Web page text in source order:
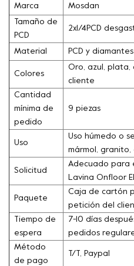
Marca Mosdan
Tamaño de
PCD
2x1/4PCD
Material PCD y diamantes
Colores
Oro, azul, plata,
cliente
Cantidad
mínima de
pedido
9 piezas
Uso
Uso húmedo o
mármol, granito,
Solicitud
Adecuado para
Lavina Onfloor
Paquete
Caja de cartón
petición del
Tiempo de
espera
7-10 días
pedidos
Método
de pago
T/T, Paypal